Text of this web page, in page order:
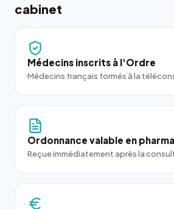
cabinet
Médecins inscrits à l'Ordre
Médecins français formés à la
Ordonnance valable en
Reçue immédiatement après la